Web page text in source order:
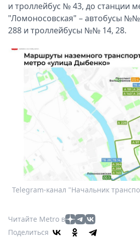
и троллейбус № 43, до станции
"Ломоносовская" – автобусы №№
288 и троллейбусы №№ 14, 28.
Telegram-канал "Начальник
Читайте Metro в
Поделиться